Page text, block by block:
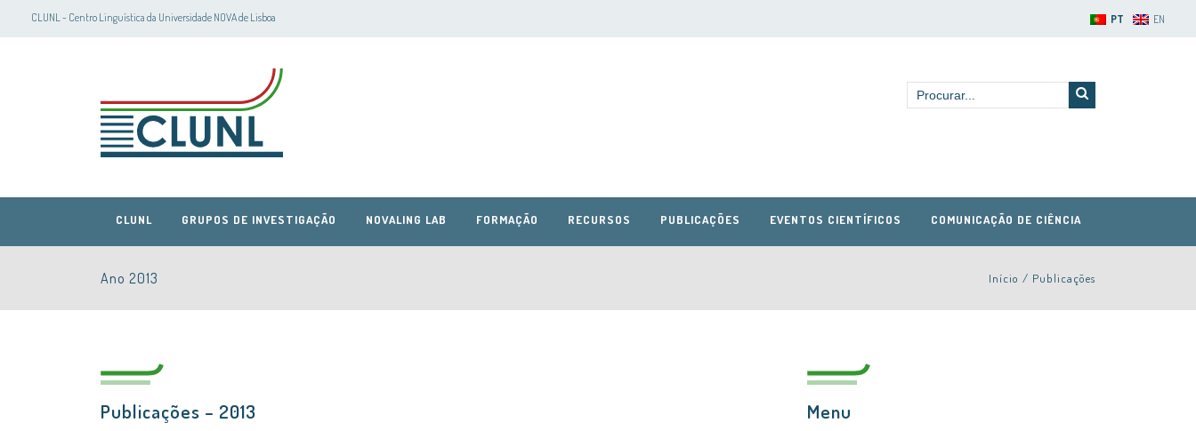
CLUNL - Centro Linguística da Universidade NOVA de Lisboa PT EN
CLUNL
CLUNL GRUPOS DE INVESTIGAÇÃO NOVALING LAB FORMAÇÃO RECURSOS PUBLICAÇÕES EVENTOS CIENTÍFICOS COMUNICAÇÃO DE CIÊNCIA
Ano 2013 Início / Publicações
Publicações – 2013 Menu